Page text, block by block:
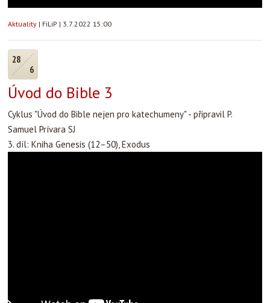
Aktuality | FiLiP | 3.7.2022 15:00
28
6
Úvod do Bible 3
Cyklus "Úvod do Bible nejen pro katechumeny" - připravil P.
Samuel Prívara SJ
3. díl: Kniha Genesis (12–50), Exodus